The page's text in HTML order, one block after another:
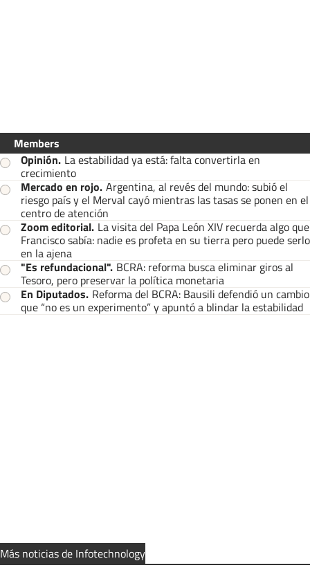
Members
Opinión. La estabilidad ya está: falta convertirla en
crecimiento
Mercado en rojo. Argentina, al revés del mundo: subió el
riesgo país y el Merval cayó mientras las tasas se ponen en el
centro de atención
Zoom editorial. La visita del Papa León XIV recuerda algo que
Francisco sabía: nadie es profeta en su tierra pero puede serlo
en la ajena
"Es refundacional". BCRA: reforma busca eliminar giros al
Tesoro, pero preservar la política monetaria
En Diputados. Reforma del BCRA: Bausili defendió un cambio
que “no es un experimento” y apuntó a blindar la estabilidad
Más noticias de Infotechnology